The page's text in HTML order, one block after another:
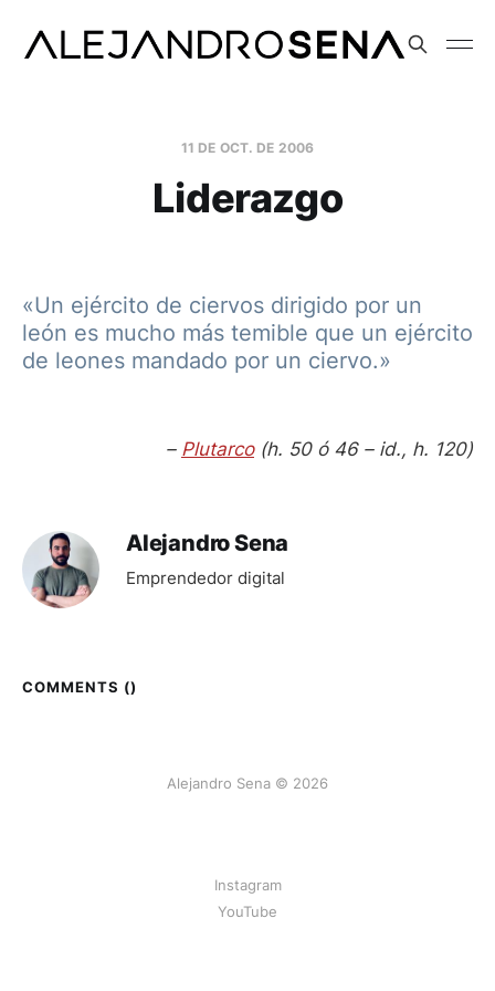
11 DE OCT. DE 2006
Liderazgo
«Un ejército de ciervos dirigido por un
león es mucho más temible que un ejército
de leones mandado por un ciervo.»
– Plutarco(h. 50 ó 46 – id., h. 120)
Alejandro Sena
Emprendedor digital
COMMENTS ()
Alejandro Sena © 2026
Instagram
YouTube